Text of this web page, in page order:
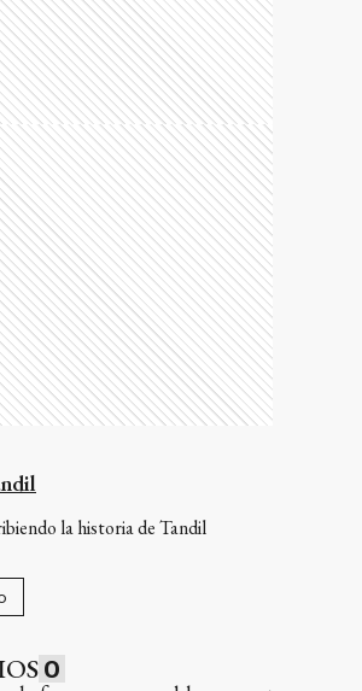
la historia de Tandil
0